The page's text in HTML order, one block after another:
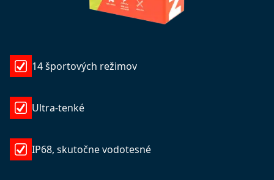
14 športových režimov
Ultra-tenké
IP68, skutočne vodotesné